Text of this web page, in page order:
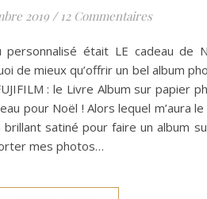
2019 / 12 Commentaires
personnalisé était LE cadeau de
de mieux qu’offrir un bel album
: le Livre Album sur papier
pour Noël ! Alors lequel m’aura
satiné pour faire un album
mes photos…